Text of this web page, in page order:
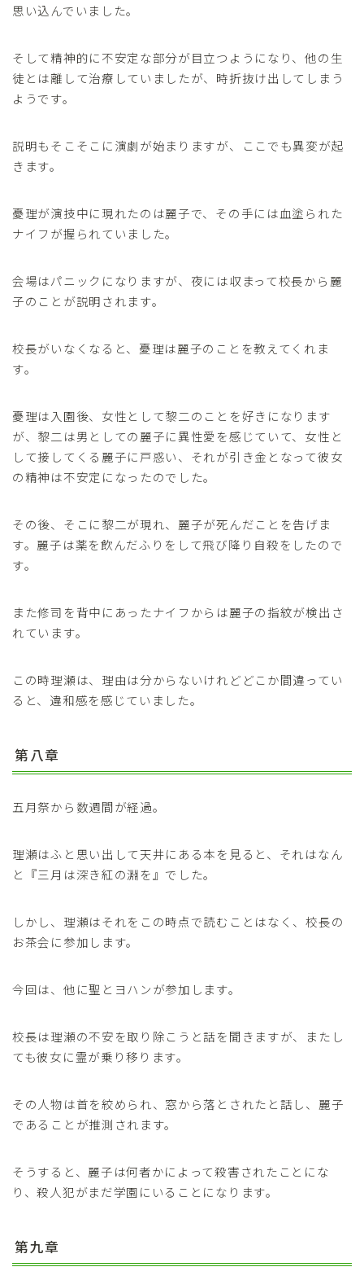
思い込んでいました。
そして精神的に不安定な部分が目立つようになり、他の生
徒とは離して治療していましたが、時折抜け出してしまう
ようです。
説明もそこそこに演劇が始まりますが、ここでも異変が起
きます。
憂理が演技中に現れたのは麗子で、その手には血塗られた
ナイフが握られていました。
会場はパニックになりますが、夜には収まって校長から麗
子のことが説明されます。
校長がいなくなると、憂理は麗子のことを教えてくれま
す。
憂理は入園後、女性として黎二のことを好きになります
が、黎二は男としての麗子に異性愛を感じていて、女性と
して接してくる麗子に戸惑い、それが引き金となって彼女
の精神は不安定になったのでした。
その後、そこに黎二が現れ、麗子が死んだことを告げま
す。麗子は薬を飲んだふりをして飛び降り自殺をしたので
す。
また修司を背中にあったナイフからは麗子の指紋が検出さ
れています。
この時理瀬は、理由は分からないけれどどこか間違ってい
ると、違和感を感じていました。
第八章
五月祭から数週間が経過。
理瀬はふと思い出して天井にある本を見ると、それはなん
と『三月は深き紅の淵を』でした。
しかし、理瀬はそれをこの時点で読むことはなく、校長の
お茶会に参加します。
今回は、他に聖とヨハンが参加します。
校長は理瀬の不安を取り除こうと話を聞きますが、またし
ても彼女に霊が乗り移ります。
その人物は首を絞められ、窓から落とされたと話し、麗子
であることが推測されます。
そうすると、麗子は何者かによって殺害されたことにな
り、殺人犯がまだ学園にいることになります。
第九章